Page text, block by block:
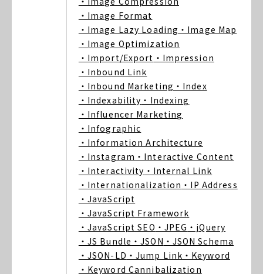
・Image Format
・Image Lazy Loading ・Image Map
・Image Optimization
・Import/Export ・Impression
・Inbound Link
・Inbound Marketing ・Index
・Indexability ・Indexing
・Influencer Marketing
・Infographic
・Information Architecture
・Instagram ・Interactive Content
・Interactivity ・Internal Link
・Internationalization ・IP Address
・JavaScript
・JavaScript Framework
・JavaScript SEO ・JPEG ・jQuery
・JS Bundle ・JSON ・JSON Schema
・JSON-LD ・Jump Link ・Keyword
・Keyword Cannibalization